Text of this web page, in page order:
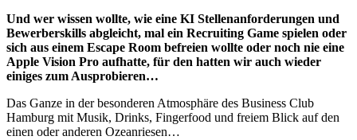
Und wer wissen wollte, wie eine KI Stellenanforderungen und
Bewerberskills abgleicht, mal ein Recruiting Game spielen oder
sich aus einem Escape Room befreien wollte oder noch nie eine
Apple Vision Pro aufhatte, für den hatten wir auch wieder
einiges zum Ausprobieren…
Das Ganze in der besonderen Atmosphäre des Business Club
Hamburg mit Musik, Drinks, Fingerfood und freiem Blick auf den
einen oder anderen Ozeanriesen…